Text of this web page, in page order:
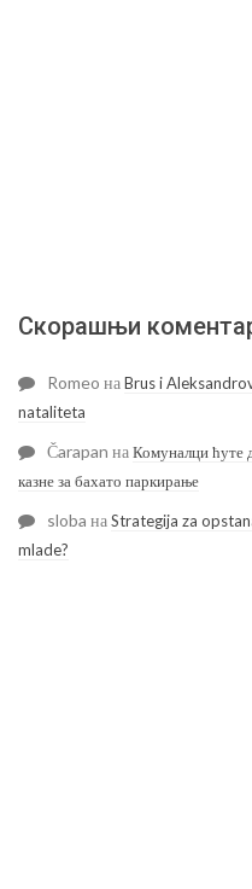
Скорашњи
Romeo наBrus i
nataliteta
Čarapan наКомуналци ћуте
казне за бахато паркирање
sloba наStrategija za
mlade?